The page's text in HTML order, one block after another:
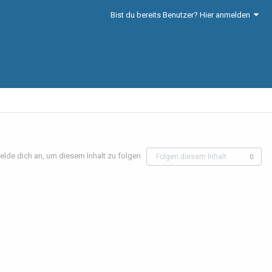
Bist du bereits Benutzer? Hier anmelden
dich an, um diesem Inhalt zu folgen Folgen diesem Inhalt 0